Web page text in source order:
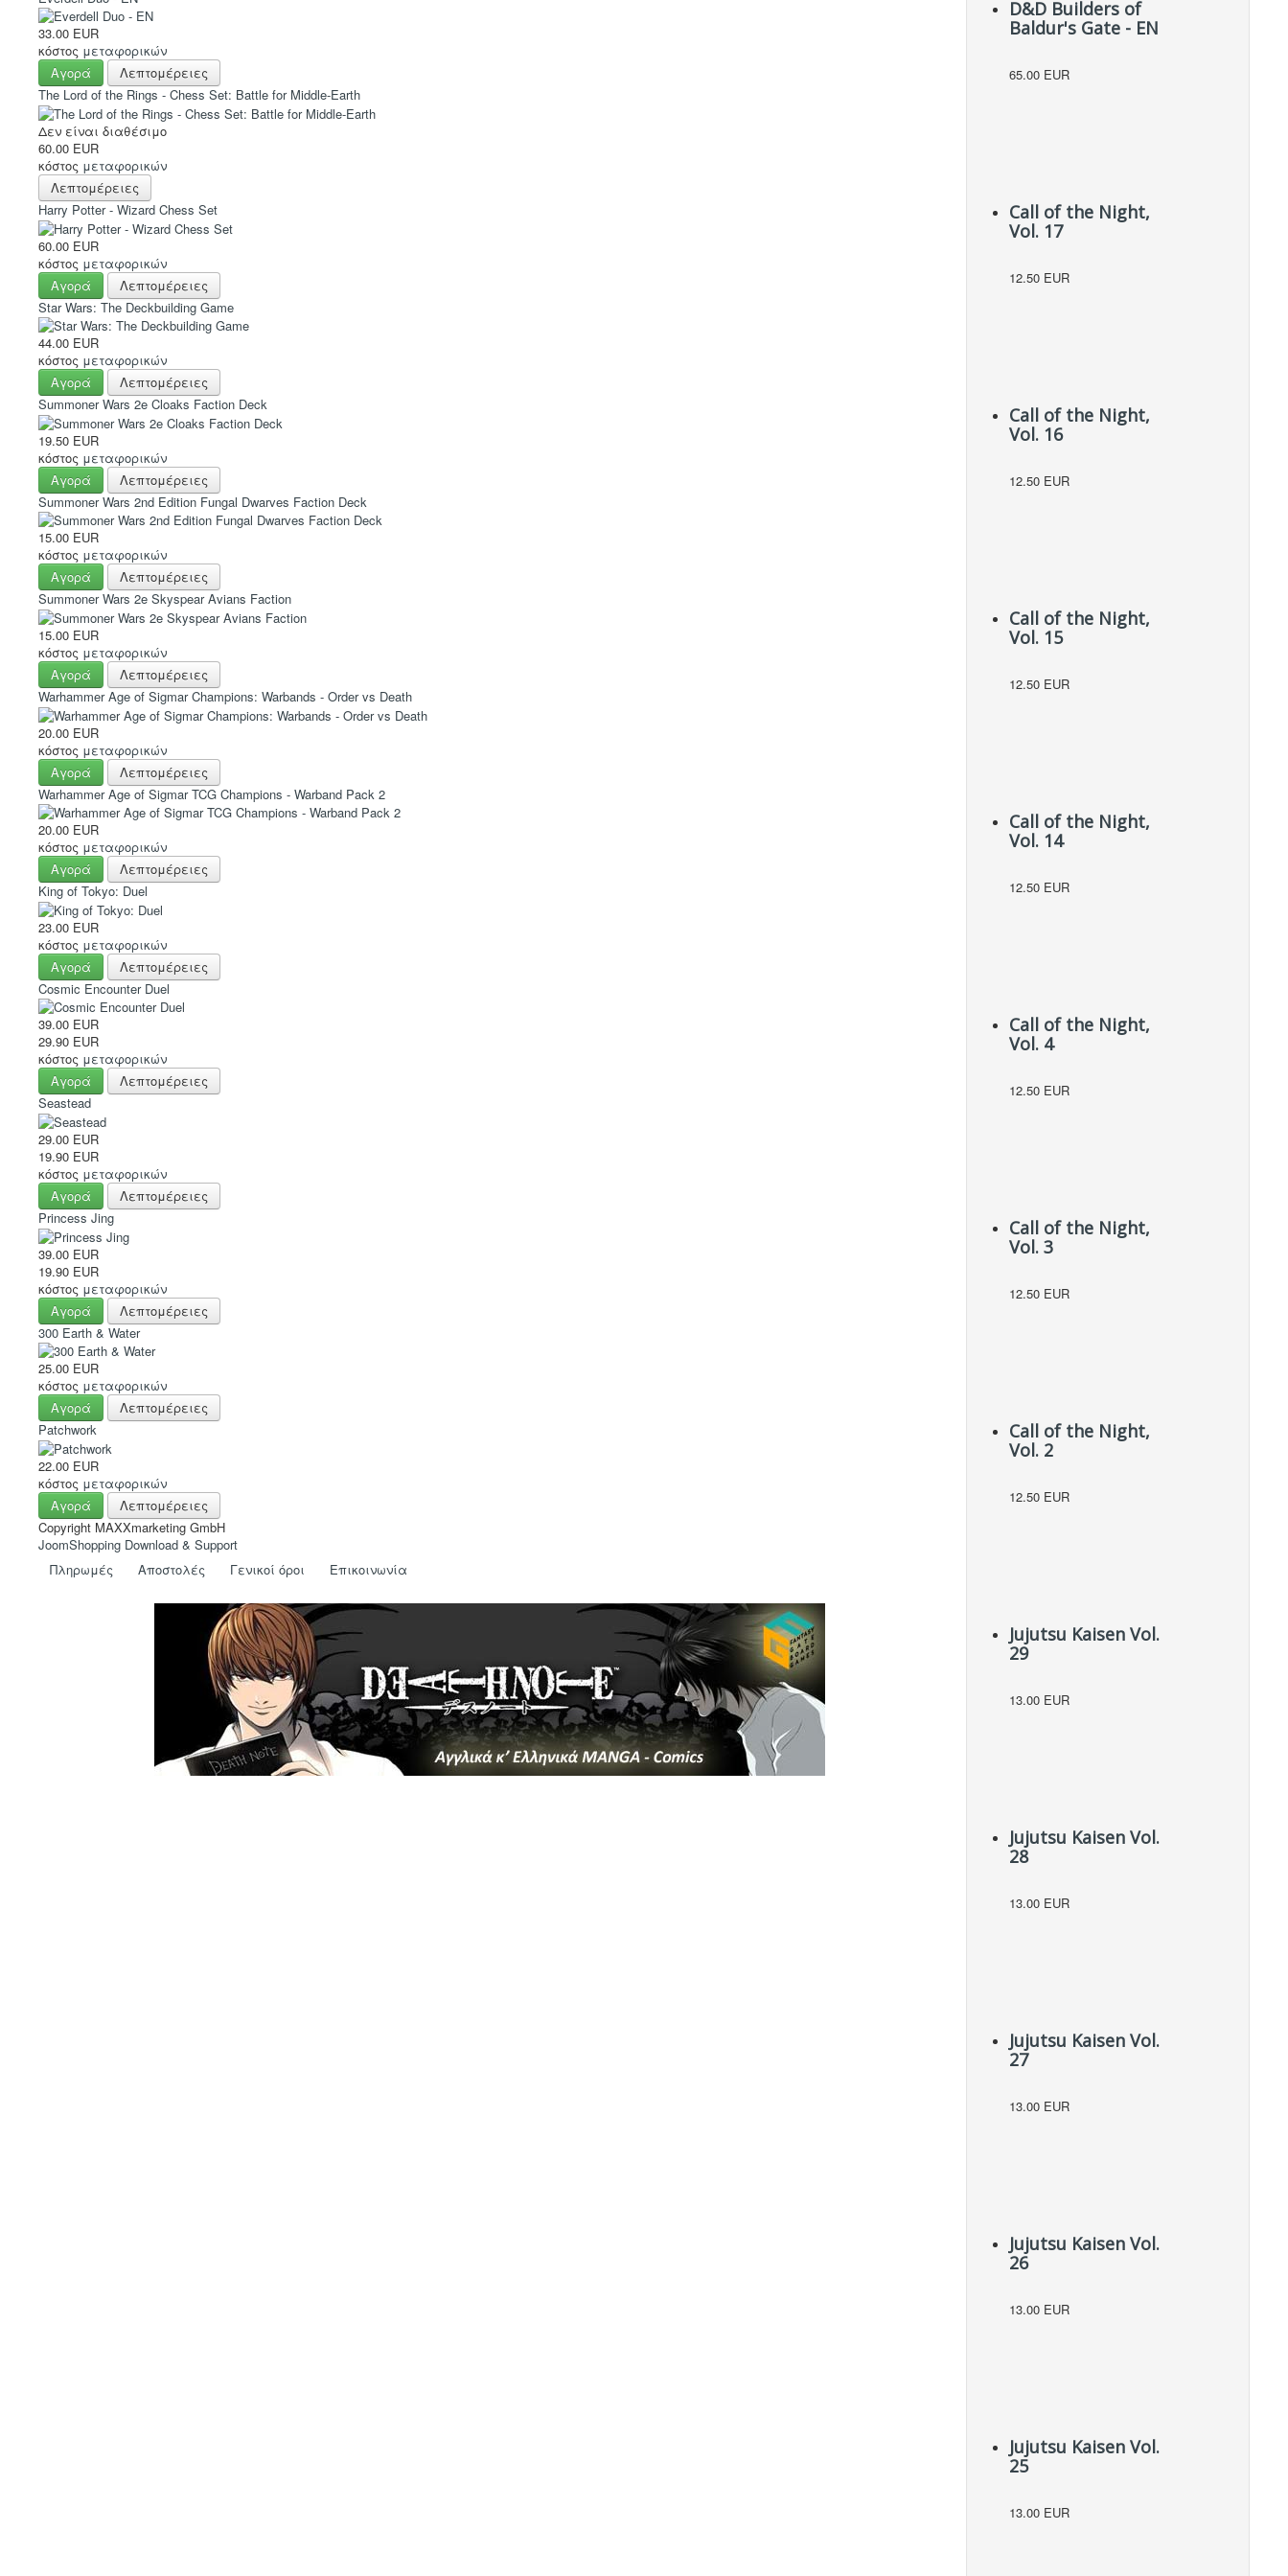
33.00 EUR
κόστος μεταφορικών
Αγορά
Λεπτομέρειες
The Lord of the Rings - Chess Set: Battle for Middle-Earth
Δεν είναι διαθέσιμο
60.00 EUR
κόστος μεταφορικών
Λεπτομέρειες
Harry Potter - Wizard Chess Set
60.00 EUR
κόστος μεταφορικών
Αγορά
Λεπτομέρειες
Star Wars: The Deckbuilding Game
44.00 EUR
κόστος μεταφορικών
Αγορά
Λεπτομέρειες
Summoner Wars 2e Cloaks Faction Deck
19.50 EUR
κόστος μεταφορικών
Αγορά
Λεπτομέρειες
Summoner Wars 2nd Edition Fungal Dwarves Faction Deck
15.00 EUR
κόστος μεταφορικών
Αγορά
Λεπτομέρειες
Summoner Wars 2e Skyspear Avians Faction
15.00 EUR
κόστος μεταφορικών
Αγορά
Λεπτομέρειες
Warhammer Age of Sigmar Champions: Warbands - Order vs Death
20.00 EUR
κόστος μεταφορικών
Αγορά
Λεπτομέρειες
Warhammer Age of Sigmar TCG Champions - Warband Pack 2
20.00 EUR
κόστος μεταφορικών
Αγορά
Λεπτομέρειες
King of Tokyo: Duel
23.00 EUR
κόστος μεταφορικών
Αγορά
Λεπτομέρειες
Cosmic Encounter Duel
39.00 EUR
29.90 EUR
κόστος μεταφορικών
Αγορά
Λεπτομέρειες
Seastead
29.00 EUR
19.90 EUR
κόστος μεταφορικών
Αγορά
Λεπτομέρειες
Princess Jing
39.00 EUR
19.90 EUR
κόστος μεταφορικών
Αγορά
Λεπτομέρειες
300 Earth & Water
25.00 EUR
κόστος μεταφορικών
Αγορά
Λεπτομέρειες
Patchwork
22.00 EUR
κόστος μεταφορικών
Αγορά
Λεπτομέρειες
Copyright MAXXmarketing GmbH
JoomShopping Download & Support
Πληρωμές
Αποστολές Γενικοί όροι Eπικοινωνία
D&D Builders of
Baldur's Gate - EN
65.00 EUR
Call of the Night,
Vol. 17
12.50 EUR
Call of the Night,
Vol. 16
12.50 EUR
Call of the Night,
Vol. 15
12.50 EUR
Call of the Night,
Vol. 14
12.50 EUR
Call of the Night,
Vol. 4
12.50 EUR
Call of the Night,
Vol. 3
12.50 EUR
Call of the Night,
Vol. 2
12.50 EUR
Jujutsu Kaisen Vol.
29
13.00 EUR
Jujutsu Kaisen Vol.
28
13.00 EUR
Jujutsu Kaisen Vol.
27
13.00 EUR
Jujutsu Kaisen Vol.
26
13.00 EUR
Jujutsu Kaisen Vol.
25
13.00 EUR